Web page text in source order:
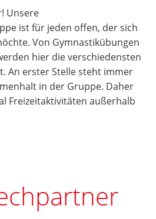
Unsere
ist für jeden offen, der sich
Von Gymnastikübungen
hier die verschiedensten
An erster Stelle steht immer
in der Gruppe. Daher
Freizeitaktivitäten außerhalb